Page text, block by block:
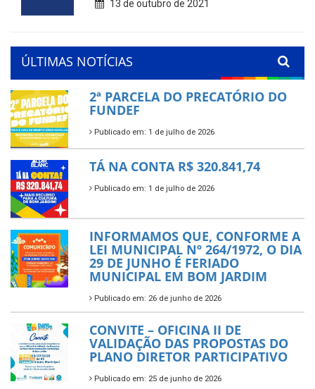
13 de outubro de 2021
ÚLTIMAS NOTÍCIAS
2ª PARCELA DO PRECATÓRIO DO
FUNDEF
Publicado em: 1 de julho de 2026
TÁ NA CONTA R$ 320.841,74
Publicado em: 1 de julho de 2026
INFORMAMOS QUE, CONFORME A
LEI MUNICIPAL Nº 264/1972, O DIA
29 DE JUNHO É FERIADO
MUNICIPAL EM BOM JARDIM
Publicado em: 26 de junho de 2026
CONVITE – OFICINA II DE
VALIDAÇÃO DAS PROPOSTAS DO
PLANO DIRETOR PARTICIPATIVO
Publicado em: 25 de junho de 2026